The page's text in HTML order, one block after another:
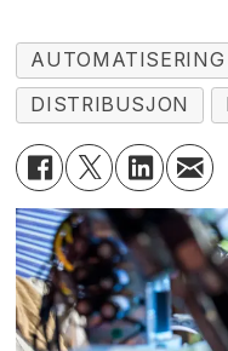
AUTOMATISERING
DISTRIBUSJON